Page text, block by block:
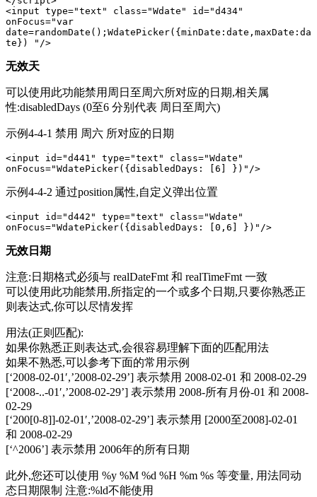
<input type="text" class="Wdate" id="d434"
onFocus="var
date=randomDate();WdatePicker({minDate:date,maxDate:da
te}) "/>
无效天
可以使用此功能禁用周日至周六所对应的日期,相关属
性:disabledDays (0至6 分别代表 周日至周六)
示例4-4-1 禁用 周六 所对应的日期
<input id="d441" type="text" class="Wdate"
onFocus="WdatePicker({disabledDays: [6] })"/>
示例4-4-2 通过position属性,自定义弹出位置
<input id="d442" type="text" class="Wdate"
onFocus="WdatePicker({disabledDays: [0,6] })"/>
无效日期
注意:日期格式必须与 realDateFmt 和 realTimeFmt 一致
可以使用此功能禁用,所指定的一个或多个日期,只要你熟悉正
则表达式,你可以尽情发挥
用法(正则匹配):
如果你熟悉正则表达式,会很容易理解下面的匹配用法
如果不熟悉,可以参考下面的常用示例
[‘2008-02-01′,’2008-02-29’] 表示禁用 2008-02-01 和 2008-02-29
[‘2008-..-01′,’2008-02-29’] 表示禁用 2008-所有月份-01 和 2008-
02-29
[‘200[0-8]]-02-01′,’2008-02-29’] 表示禁用 [2000至2008]-02-01
和 2008-02-29
[‘^2006’] 表示禁用 2006年的所有日期
此外,您还可以使用 %y %M %d %H %m %s 等变量, 用法同动
态日期限制 注意:%ld不能使用